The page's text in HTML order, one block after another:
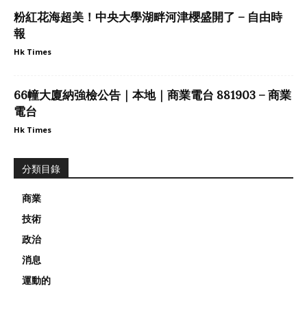
粉紅花海超美！中央大學湖畔河津櫻盛開了 – 自由時
報
Hk Times
66幢大廈納強檢公告｜本地｜商業電台 881903 – 商業
電台
Hk Times
分類目錄
商業
技術
政治
消息
運動的